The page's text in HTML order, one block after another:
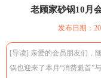
老顾家砂锅10月
发布日期：
[导读] 亲爱的会员朋友们，
锅也迎来了本月“消费魁首”